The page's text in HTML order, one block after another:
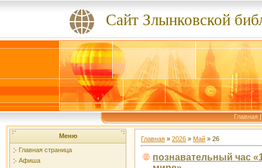
Сайт Злынковской
Главная
Меню
Главная страница
Афиша
Главная » 2026 » Май » 26
познавательный час